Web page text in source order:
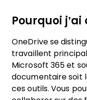
Pourquoi j’ai
OneDrive se
travaillent
Microsoft 365 et
documentaire soit
ces outils. Vous